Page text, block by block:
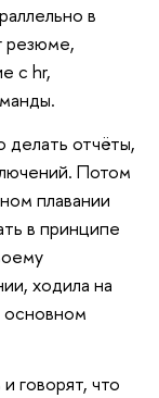
в
резюме,
с hr,
делать отчёты,
Потом
плавании
в принципе
ходила на
основном
говорят, что